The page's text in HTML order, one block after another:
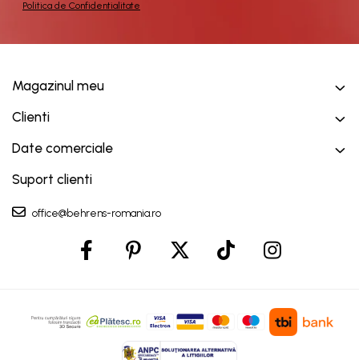
Politica de Confidentialitate
Magazinul meu
Clienti
Date comerciale
Suport clienti
office@behrens-romania.ro